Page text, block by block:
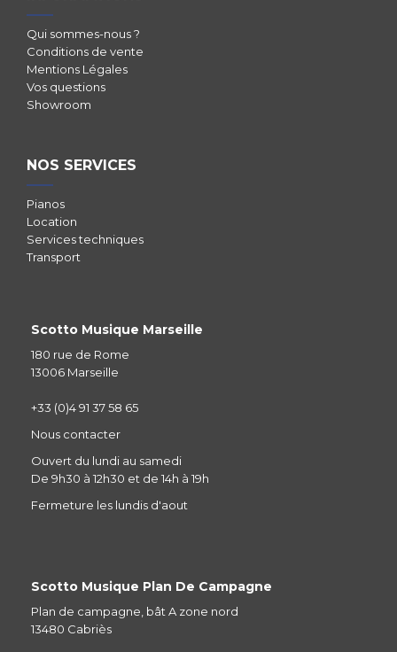
Qui sommes-nous ?
Conditions de vente
Mentions Légales
Vos questions
Showroom
NOS SERVICES
Pianos
Location
Services techniques
Transport
Scotto Musique Marseille
180 rue de Rome
13006 Marseille
+33 (0)4 91 37 58 65
Nous contacter
Ouvert du lundi au samedi
De 9h30 à 12h30 et de 14h à 19h
Fermeture les lundis d'aout
Scotto Musique Plan De Campagne
Plan de campagne, bât A zone nord
13480 Cabriès